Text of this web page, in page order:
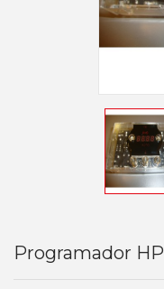
Programador